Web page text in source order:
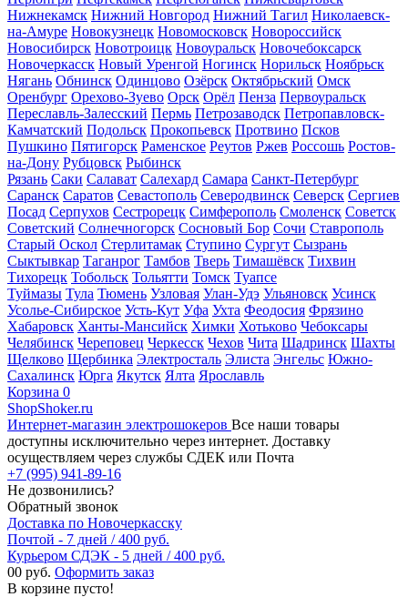
Нижнекамск Нижний Новгород Нижний Тагил Николаевск-
на-Амуре Новокузнецк Новомосковск Новороссийск
Новосибирск Новотроицк Новоуральск Новочебоксарск
Новочеркасск Новый Уренгой Ногинск Норильск Ноябрьск
Нягань Обнинск Одинцово Озёрск Октябрьский Омск
Оренбург Орехово-Зуево Орск Орёл Пенза Первоуральск
Переславль-Залесский Пермь Петрозаводск Петропавловск-
Камчатский Подольск Прокопьевск Протвино Псков
Пушкино Пятигорск Раменское Реутов Ржев Россошь Ростов-
на-Дону Рубцовск Рыбинск
Рязань Саки Салават Салехард Самара Санкт-Петербург
Саранск Саратов Севастополь Северодвинск Северск Сергиев
Посад Серпухов Сестрорецк Симферополь Смоленск Советск
Советский Солнечногорск Сосновый Бор Сочи Ставрополь
Старый Оскол Стерлитамак Ступино Сургут Сызрань
Сыктывкар Таганрог Тамбов Тверь Тимашёвск Тихвин
Тихорецк Тобольск Тольятти Томск Туапсе
Туймазы Тула Тюмень Узловая Улан-Удэ Ульяновск Усинск
Усолье-Сибирское Усть-Кут Уфа Ухта Феодосия Фрязино
Хабаровск Ханты-Мансийск Химки Хотьково Чебоксары
Челябинск Череповец Черкесск Чехов Чита Шадринск Шахты
Щелково Щербинка Электросталь Элиста Энгельс Южно-
Сахалинск Юрга Якутск Ялта Ярославль
Корзина 0
ShopShoker.ru
Интернет-магазин электрошокеров Все наши товары
доступны исключительно через интернет. Доставку
осуществляем через службы СДЕК или Почта
+7 (995) 941-89-16
Не дозвонились?
Обратный звонок
Доставка по Новочеркасску
Почтой - 7 дней / 400 руб.
Курьером СДЭК - 5 дней / 400 руб.
00 руб. Оформить заказ
В корзине пусто!